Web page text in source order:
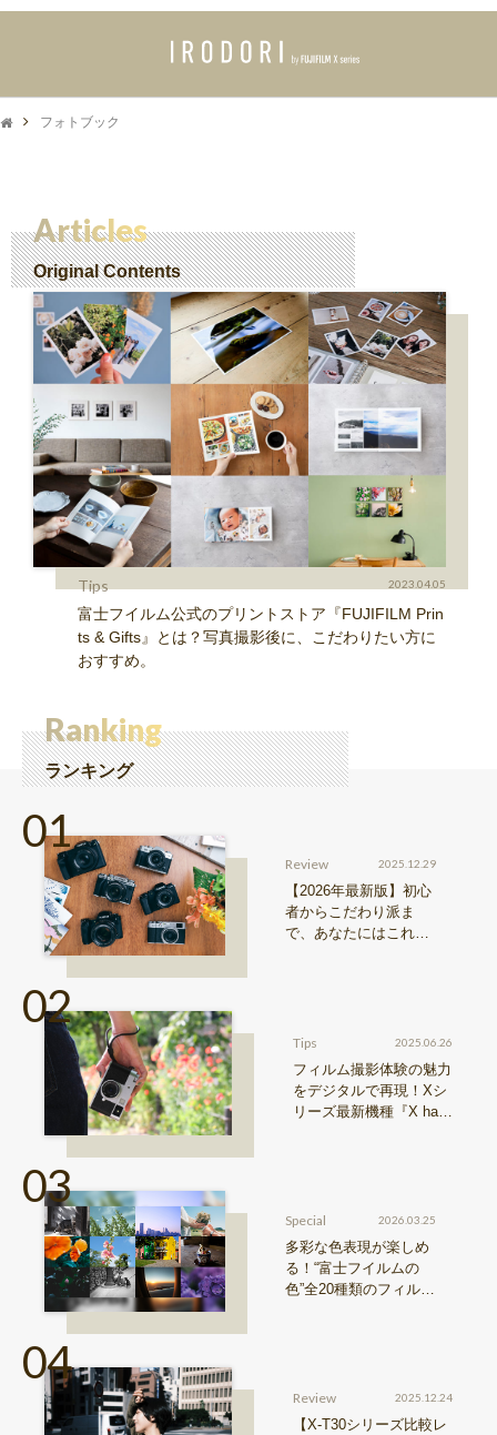
フォトブック
Articles
Original Contents
Tips 2023.04.05
富士フイルム公式のプリントストア『FUJIFILM Prin
ts & Gifts』とは？写真撮影後に、こだわりたい方に
おすすめ。
Ranking
ランキング
Review 2025.12.29
【2026年最新版】初心
者からこだわり派ま
で、あなたにはこれが
Tips 2025.06.26
フィルム撮影体験の魅力
をデジタルで再現！Xシ
リーズ最新機種『X hal
Special 2026.03.25
多彩な色表現が楽しめ
る！“富士フイルムの
色”全20種類のフィルム
Review 2025.12.24
【X-T30シリーズ比較レ